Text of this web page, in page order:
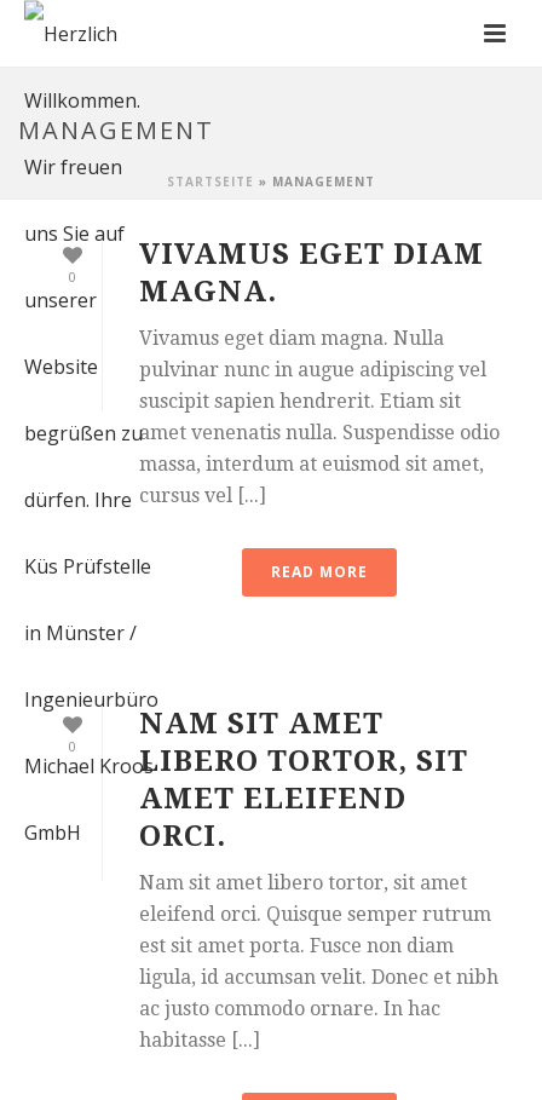
MANAGEMENT
STARTSEITE » MANAGEMENT
0
VIVAMUS EGET DIAM
MAGNA.
Vivamus eget diam magna. Nulla
pulvinar nunc in augue adipiscing vel
suscipit sapien hendrerit. Etiam sit
amet venenatis nulla. Suspendisse odio
massa, interdum at euismod sit amet,
cursus vel [...]
READ MORE
0
NAM SIT AMET
LIBERO TORTOR, SIT
AMET ELEIFEND
ORCI.
Nam sit amet libero tortor, sit amet
eleifend orci. Quisque semper rutrum
est sit amet porta. Fusce non diam
ligula, id accumsan velit. Donec et nibh
ac justo commodo ornare. In hac
habitasse [...]